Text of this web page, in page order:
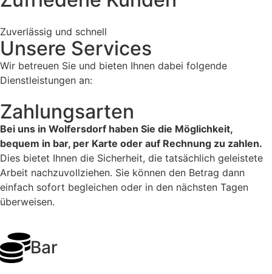
Zuverlässig und schnell
Unsere Services
Wir betreuen Sie und bieten Ihnen dabei folgende
Dienstleistungen an:
Zahlungsarten
Bei uns in Wolfersdorf haben Sie die Möglichkeit,
bequem in bar, per Karte oder auf Rechnung zu zahlen.
Dies bietet Ihnen die Sicherheit, die tatsächlich geleistete
Arbeit nachzuvollziehen. Sie können den Betrag dann
einfach sofort begleichen oder in den nächsten Tagen
überweisen.
Bar